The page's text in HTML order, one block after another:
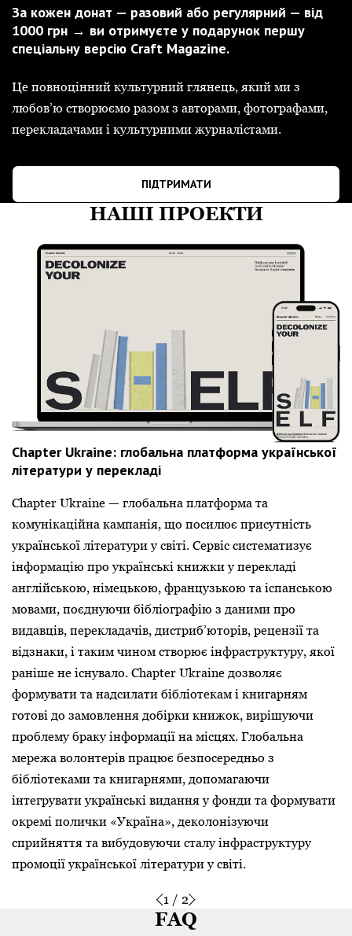
За кожен донат — разовий або регулярний — від
1000 грн → ви отримуєте у подарунок першу
спеціальну версію Craft Magazine.
Це повноцінний культурний глянець, який ми з
любов’ю створюємо разом з авторами, фотографами,
перекладачами і культурними журналістами.
ПІДТРИМАТИ
НАШІ ПРОЕКТИ
Chapter Ukraine: глобальна платформа української
літератури у перекладі
Chapter Ukraine — глобальна платформа та
комунікаційна кампанія, що посилює присутність
української літератури у світі. Сервіс систематизує
інформацію про українські книжки у перекладі
англійською, німецькою, французькою та іспанською
мовами, поєднуючи бібліографію з даними про
видавців, перекладачів, дистриб’юторів, рецензії та
відзнаки, і таким чином створює інфраструктуру, якої
раніше не існувало. Chapter Ukraine дозволяє
формувати та надсилати бібліотекам і книгарням
готові до замовлення добірки книжок, вирішуючи
проблему браку інформації на місцях. Глобальна
мережа волонтерів працює безпосередньо з
бібліотеками та книгарнями, допомагаючи
інтегрувати українські видання у фонди та формувати
окремі полички «Україна», деколонізуючи
сприйняття та вибудовуючи сталу інфраструктуру
промоції української літератури у світі.
1 / 2
FAQ